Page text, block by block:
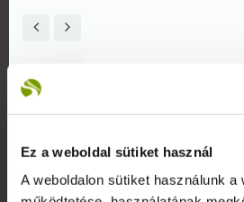
Ez a weboldal sütiket használ
A weboldalon sütiket használunk a